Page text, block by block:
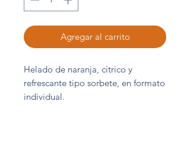
Agregar al carrito
Helado de naranja, cítrico y
refrescante tipo sorbete, en formato
individual.